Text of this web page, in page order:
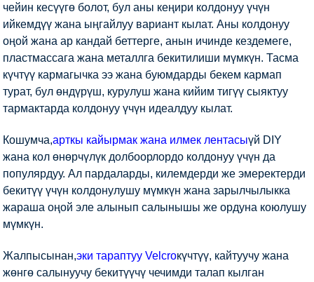
чейин кесүүгө болот, бул аны кеңири колдонуу үчүн
ийкемдүү жана ыңгайлуу вариант кылат. Аны колдонуу
оңой жана ар кандай беттерге, анын ичинде кездемеге,
пластмассага жана металлга бекитилиши мүмкүн. Тасма
күчтүү кармагычка ээ жана буюмдарды бекем кармап
турат, бул өндүрүш, курулуш жана кийим тигүү сыяктуу
тармактарда колдонуу үчүн идеалдуу кылат.
Кошумча,арткы кайырмак жана илмек лентасыүй DIY
жана кол өнөрчүлүк долбоорлордо колдонуу үчүн да
популярдуу. Ал пардаларды, килемдерди же эмеректерди
бекитүү үчүн колдонулушу мүмкүн жана зарылчылыкка
жараша оңой эле алынып салынышы же ордуна коюлушу
мүмкүн.
Жалпысынан,эки тараптуу Velcroкүчтүү, кайтуучу жана
жөнгө салынуучу бекитүүчү чечимди талап кылган